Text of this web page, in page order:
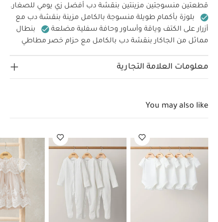
قطعتين منسوجتين مزينتين بنقشة دب أفضل زي يومي للصغار.
بلوزة بأكمام طويلة منسوجة بالكامل مزينة بنقشة دب مع
أزرار على الكتف وياقة وأساور وحافة سفلية مضلعة
بنطال
مماثل من الجاكار بنقشة دب بالكامل مع حزام خصر مطاطي
مضلع وأساور مضلعة
قطن بنسبة 100%
خصائص
المنتج:
طقم متكامل في مجموعة واحدة
تصميم
مزين بنقشة دب لطيف
100% قطن ناعم
الخامات:
بدرجة حرارة 40 درجة مئوية
الداكنة على حدة
تنظيف وكي بالمقلوب تعليمات
السلامة وتحذيرات:
يُحفظ بعيدًا عن النار
يعجبك أيضاً:
طقم ألبسة قطعة واحدة بأكمام قصيرة قماش عضوي
طقم بيجاما قطعة واحدة عضوية بلون أبيض - 3
فستان دانتيل وردي بأكمام كشكش طقم دنغري شامبراي
قميص مخطط بأكمام طويلة
معلومات العلامة التجارية
You may also like